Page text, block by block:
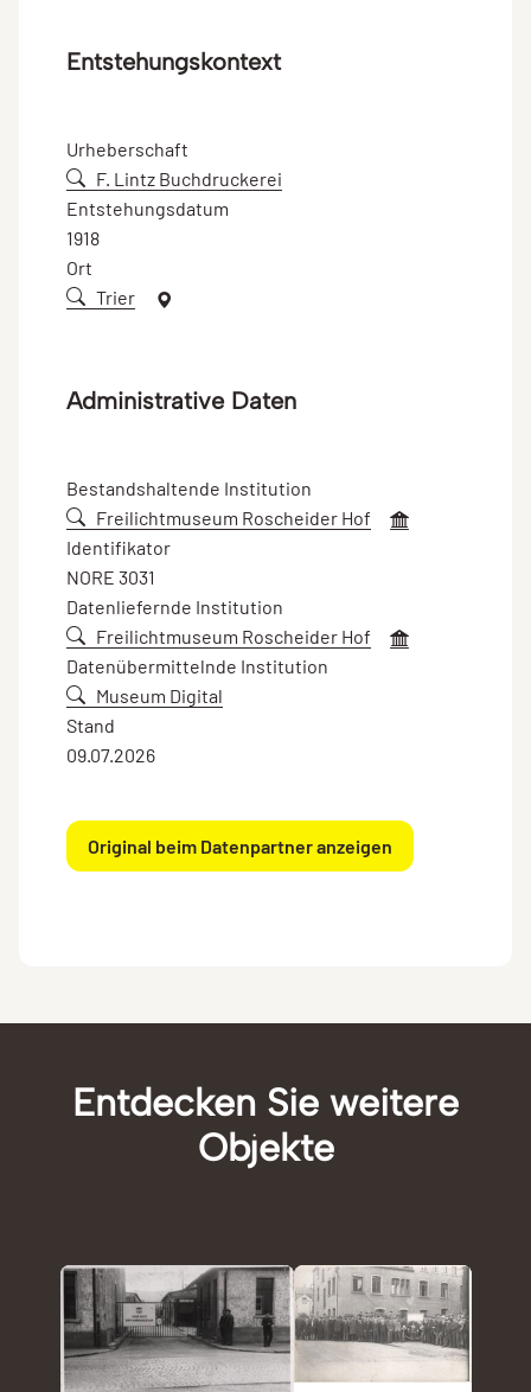
Entstehungskontext
Urheberschaft
F. Lintz Buchdruckerei
Entstehungsdatum
1918
Ort
Trier
Administrative Daten
Bestandshaltende Institution
Freilichtmuseum Roscheider Hof
Identifikator
NORE 3031
Datenliefernde Institution
Freilichtmuseum Roscheider Hof
Datenübermittelnde Institution
Museum Digital
Stand
09.07.2026
Original beim Datenpartner anzeigen
Entdecken Sie weitere
Objekte